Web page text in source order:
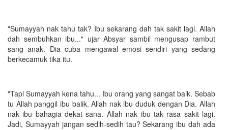
"Sumayyah nak tahu tak? Ibu sekarang dah tak sakit lagi. Allah
dah sembuhkan ibu..." ujar Absyar sambil mengusap rambut
sang anak. Dia cuba mengawal emosi sendiri yang sedang
berkecamuk tika itu.
"Tapi Sumayyah kena tahu... Ibu orang yang sangat baik. Sebab
tu Allah panggil ibu balik. Allah nak ibu duduk dengan Dia. Allah
nak ibu bahagia dekat sana. Allah nak ibu tak rasa sakit lagi.
Jadi, Sumayyah jangan sedih-sedih tau? Sekarang ibu dah ada